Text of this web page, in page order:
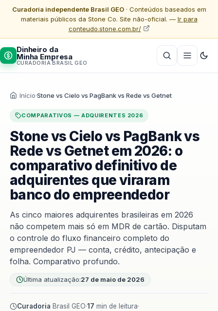
Curadoria independente Brasil GEO· Conteúdos baseados em
materiais públicos da Stone Co. Site não-oficial. — Ir para
conteudo.stone.com.br/
Dinheiro da
Minha Empresa
CURADORIA BRASIL GEO
Início·Stone vs Cielo vs PagBank vs Rede vs Getnet
COMPARATIVOS — ADQUIRENTES 2026
Stone vs Cielo vs PagBank vs
Rede vs Getnet em 2026: o
comparativo definitivo de
adquirentes que viraram
banco do empreendedor
As cinco maiores adquirentes brasileiras em 2026
não competem mais só em MDR de cartão. Disputam
o controle do fluxo financeiro completo do
empreendedor PJ — conta, crédito, antecipação e
folha. Comparativo profundo.
Última atualização:27 de maio de 2026
Curadoria Brasil GEO·17 min de leitura·